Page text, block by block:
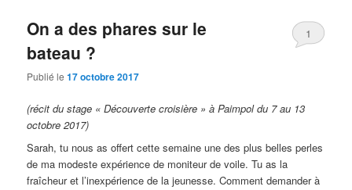
On a des phares sur le
bateau ?
Publié le17 octobre 2017
1
(récit du stage « Découverte croisière » à Paimpol du 7 au 13
octobre 2017)
Sarah, tu nous as offert cette semaine une des plus belles perles
de ma modeste expérience de moniteur de voile. Tu as la
fraîcheur et l’inexpérience de la jeunesse. Comment demander à